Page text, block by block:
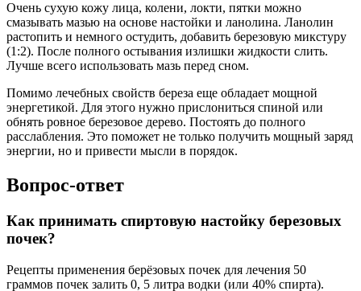
Очень сухую кожу лица, колени, локти, пятки можно
смазывать мазью на основе настойки и ланолина. Ланолин
растопить и немного остудить, добавить березовую микстуру
(1:2). После полного остывания излишки жидкости слить.
Лучше всего использовать мазь перед сном.
Помимо лечебных свойств береза еще обладает мощной
энергетикой. Для этого нужно прислониться спиной или
обнять ровное березовое дерево. Постоять до полного
расслабления. Это поможет не только получить мощный заряд
энергии, но и привести мысли в порядок.
Вопрос-ответ
Как принимать спиртовую настойку березовых
почек?
Рецепты применения берёзовых почек для лечения 50
граммов почек залить 0, 5 литра водки (или 40% спирта).